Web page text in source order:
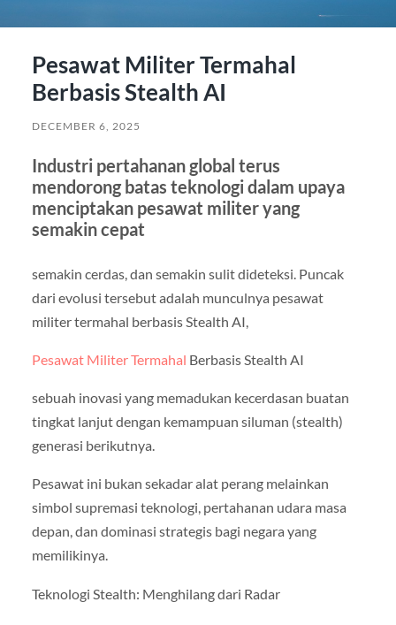
Pesawat Militer Termahal
Berbasis Stealth AI
DECEMBER 6, 2025
Industri pertahanan global terus
mendorong batas teknologi dalam upaya
menciptakan pesawat militer yang
semakin cepat
semakin cerdas, dan semakin sulit dideteksi. Puncak
dari evolusi tersebut adalah munculnya pesawat
militer termahal berbasis Stealth AI,
Pesawat Militer Termahal Berbasis Stealth AI
sebuah inovasi yang memadukan kecerdasan buatan
tingkat lanjut dengan kemampuan siluman (stealth)
generasi berikutnya.
Pesawat ini bukan sekadar alat perang melainkan
simbol supremasi teknologi, pertahanan udara masa
depan, dan dominasi strategis bagi negara yang
memilikinya.
Teknologi Stealth: Menghilang dari Radar